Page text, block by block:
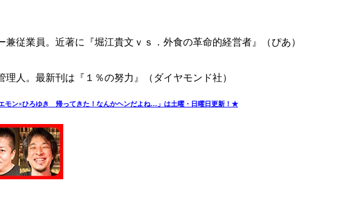
従業員。近著に『堀江貴文ｖｓ．外食の革命的経営者』（ぴあ）
人。最新刊は『１％の努力』（ダイヤモンド社）
モン×ひろゆき 帰ってきた！なんかヘンだよね…」は土曜・日曜日更新！★